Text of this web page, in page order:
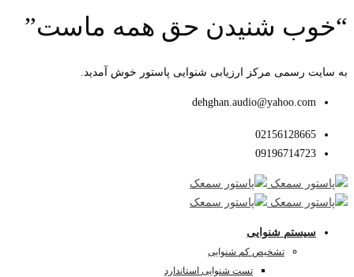
“خوب شنیدن حق همه ماست”
به سایت رسمی مرکز ارزیابی شنوایی پاستور خوش آمدید.
dehghan.audio@yahoo.com
02156128665
09196714723
سیستم شنوایی
تشخیص کم شنوایی
تست شنوایی استاندارد